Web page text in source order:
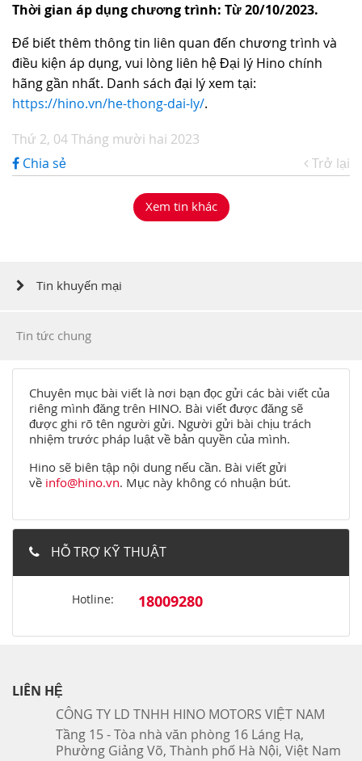
Thời gian áp dụng chương trình: Từ 20/10/2023.
Để biết thêm thông tin liên quan đến chương trình và
điều kiện áp dụng, vui lòng liên hệ Đại lý Hino chính
hãng gần nhất. Danh sách đại lý xem tại:
https://hino.vn/he-thong-dai-ly/.
Thứ 2, 04 Tháng mười hai 2023
Chia sẻ
Trở lại
Xem tin khác
Tin khuyến mại
Tin tức chung
Chuyên mục bài viết là nơi bạn đọc gửi các bài viết của
riêng mình đăng trên HINO. Bài viết được đăng sẽ
được ghi rõ tên người gửi. Người gửi bài chịu trách
nhiệm trước pháp luật về bản quyền của mình.
Hino sẽ biên tập nội dung nếu cần. Bài viết gửi
về info@hino.vn. Mục này không có nhuận bút.
HỖ TRỢ KỸ THUẬT
Hotline: 18009280
LIÊN HỆ
CÔNG TY LD TNHH HINO MOTORS VIỆT NAM
Tầng 15 - Tòa nhà văn phòng 16 Láng Hạ,
Phường Giảng Võ, Thành phố Hà Nội, Việt Nam